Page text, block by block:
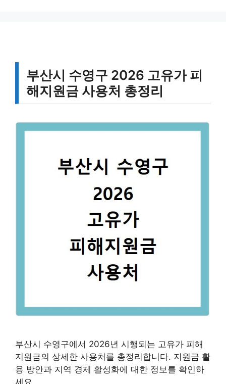
부산시 수영구 2026 고유가 피
해지원금 사용처 총정리
부산시 수영구에서 2026년 시행되는 고유가 피해
지원금의 상세한 사용처를 총정리합니다. 지원금 활
용 방안과 지역 경제 활성화에 대한 정보를 확인하
세요.